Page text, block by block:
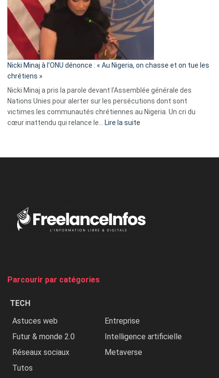
« Zemmour
a
tout
parle
ses
tripes »
Nicki Minaj à l’ONU dénonce : « Au Nigeria, on chasse et on tue les
chrétiens »
Nicki Minaj a pris la parole devant l’Assemblée générale des
Nations Unies pour alerter sur les persécutions dont sont
victimes les communautés chrétiennes au Nigeria. Un cri du
cœur inattendu qui relance le…
Lire la suite
Nigeria,
Parcourir par catégories
TECH
Astuces web
Entreprise
Futur & monde 2.0
Intelligence artificielle
Réseaux sociaux
Metaverse
Tutos